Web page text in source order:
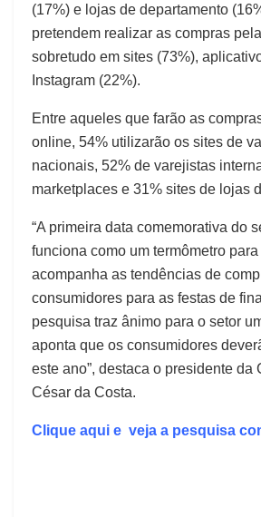
(17%) e lojas de departamento
pretendem realizar as compras
sobretudo em sites (73%),
Instagram (22%).
Entre aqueles que farão as
online, 54% utilizarão os sites de
nacionais, 52% de varejistas
marketplaces e 31% sites de lojas
“A primeira data comemorativa do
funciona como um termômetro
acompanha as tendências de
consumidores para as festas de
pesquisa traz ânimo para o setor
aponta que os consumidores
este ano”, destaca o presidente da
César da Costa.
Clique aqui e veja a pesquisa